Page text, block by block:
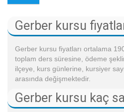
Gerber kursu
Gerber kursu fiyatları ortalama
toplam ders süresine, ödeme
ilçeye, kurs günlerine, kursiyer
arasında değişmektedir.
Gerber kursu kaç